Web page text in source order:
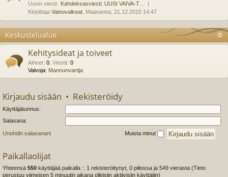
Uusin viesti: Kahdeksasviesti: UUSI VAIVA-T…
Kirjoittaja Vainovalkeat , Maanantai, 21.12.2015 14:47
Keskustelualue
Kehitysideat ja toiveet
Aiheet: 0 Viestit: 0
Valvoja: Mannunvartija
Kirjaudu sisään • Rekisteröidy
Käyttäjätunnus:
Salasana:
Unohdin salasanani Muista minut
Paikallaolijat
Yhteensä 550 käyttäjää paikalla :: 1 rekisteröitynyt, 0 piilossa ja 549 vierasta (Tieto
perustuu viimeisen 5 minuutin aikana olleisiin aktiivisiin käyttäjiin)